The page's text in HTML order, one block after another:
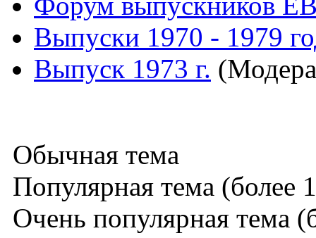
Выпуски 1970 - 1979
Выпуск 1973 г.
Обычная тема
Популярная тема (более
Очень популярная тема